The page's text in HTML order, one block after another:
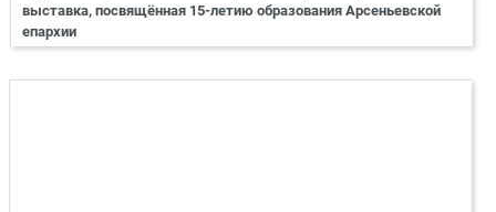
выставка, посвящённая 15-летию образования Арсеньевской
епархии